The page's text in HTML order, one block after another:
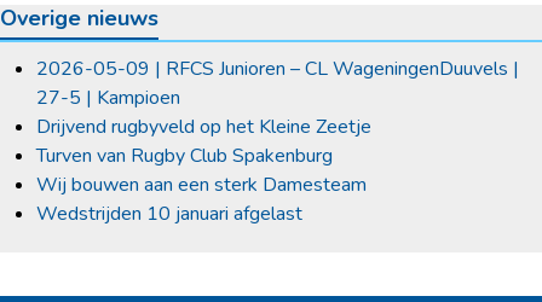
Overige nieuws
2026-05-09 | RFCS Junioren – CL WageningenDuuvels |
27-5 | Kampioen
Drijvend rugbyveld op het Kleine Zeetje
Turven van Rugby Club Spakenburg
Wij bouwen aan een sterk Damesteam
Wedstrijden 10 januari afgelast